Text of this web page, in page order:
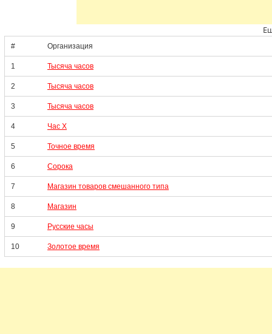
# Организация
1 Тысяча часов
2 Тысяча часов
3 Тысяча часов
4 Час Х
5 Точное время
6 Сорока
7 Магазин товаров смешанного типа
8 Магазин
9 Русские часы
10 Золотое время